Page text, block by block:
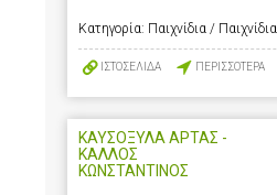
Κατηγορία: Παιχνίδια / Παιχνίδια
ΙΣΤΟΣΕΛΙΔΑ ΠΕΡΙΣΣΟΤΕΡΑ
ΚΑΥΣΟΞΥΛΑ ΑΡΤΑΣ -
ΚΑΛΛΟΣ
ΚΩΝΣΤΑΝΤΙΝΟΣ